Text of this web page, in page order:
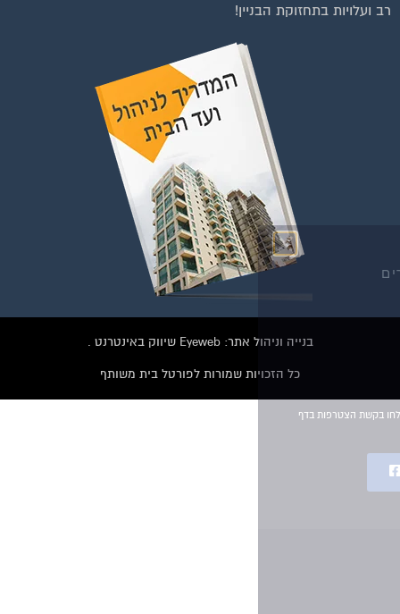
רב ועלויות בתחזוקת הבניין!
בנייה וניהול אתר: Eyeweb שיווק באינטרנט .
כל הזכויות שמורות לפורטל בית משותף
וועדי בתים ודיירים
הצטרפו עכשיו לקבוצת
הפייסבוק הגדולה בישראל
הנותנת מענה לבעיות
הדיור בבית המשותף!!!